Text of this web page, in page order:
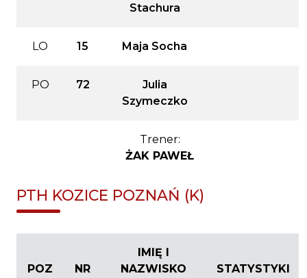
Stachura
LO 15 Maja Socha
PO 72
Julia
Szymeczko
Trener:
ŻAK PAWEŁ
PTH KOZICE POZNAŃ (K)
POZ NR
IMIĘ I
NAZWISKO
STATYSTYKI